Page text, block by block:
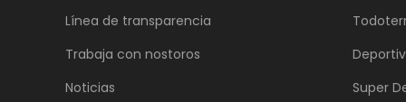
Línea de transparencia
Trabaja con nostoros
Noticias
Super